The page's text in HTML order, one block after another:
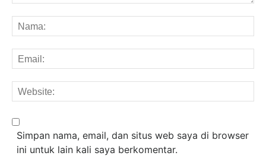
Simpan nama, email, dan situs web saya di browser
ini untuk lain kali saya berkomentar.